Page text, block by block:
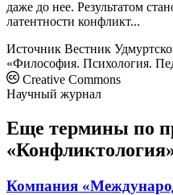
даже до нее. Результатом
латентности конфликт...
Источник Вестник
«Философия. Психология.
Creative Commons
Научный журнал
Еще термины по
Компания